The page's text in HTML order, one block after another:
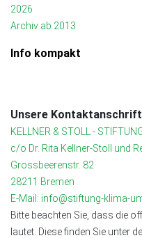
2026
Archiv ab 2013
Info kompakt
Unsere
KELLNER & STOLL -
c/o Dr. Rita Kellner-Stoll und
Grossbeerenstr. 82
28211 Bremen
E-Mail: info@stiftung-klima-
Bitte beachten Sie, dass die
lautet. Diese finden Sie unter